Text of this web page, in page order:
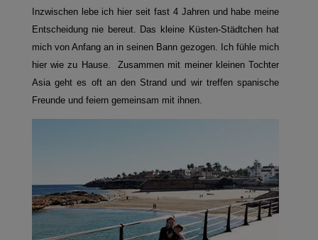
Inzwischen lebe ich hier seit fast 4 Jahren und habe meine
Entscheidung nie bereut. Das kleine Küsten-Städtchen hat
mich von Anfang an in seinen Bann gezogen. Ich fühle mich
hier wie zu Hause. Zusammen mit meiner kleinen Tochter
Asia geht es oft an den Strand und wir treffen spanische
Freunde und feiern gemeinsam mit ihnen.